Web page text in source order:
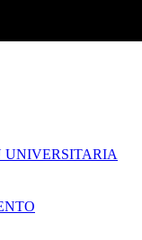
UNIVERSITARIA